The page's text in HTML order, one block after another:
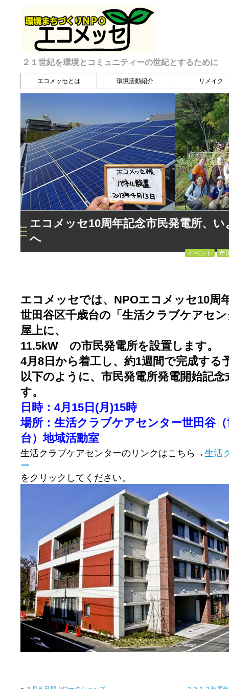
２１世紀を環境とコミュニティーの世紀とするために
エコメッセとは 環境活動紹介 リメイク
エコメッセ10周年記念市民発電所、
へ
イベント 市
エコメッセでは、NPOエコメッセ10周
世田谷区千歳台の「生活クラブケアセ
屋上に、
11.5kW の市民発電所を設置します。
4月8日から着工し、約1週間で完成する
以下のように、市民発電所発電開始記
す。
日時：4月15日(月)15時
場所：生活クラブケアセンター世田谷
台）地域活動室
生活クラブケアセンターのリンクはこちら→生活
ー
をクリックしてください。